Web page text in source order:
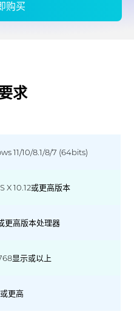
购买
求
11/10/8.1/8/7 (64bits)
X 10.12或更高版本
更高版本处理器
显示或以上
更高